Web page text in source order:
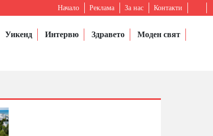
Начало Реклама За нас Контакти
Уикенд Интервю Здравето
Моден свят